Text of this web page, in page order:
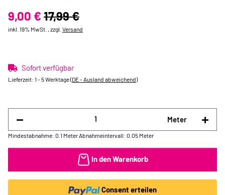
9,00 € 17,99 €
inkl. 19% MwSt. , zzgl. Versand
Sofort verfügbar
Lieferzeit: 1 - 5 Werktage(DE - Ausland abweichend)
Meter
Mindestabnahme: 0.1 Meter Abnahmeintervall: 0.05 Meter
In den Warenkorb
Consent erteilen